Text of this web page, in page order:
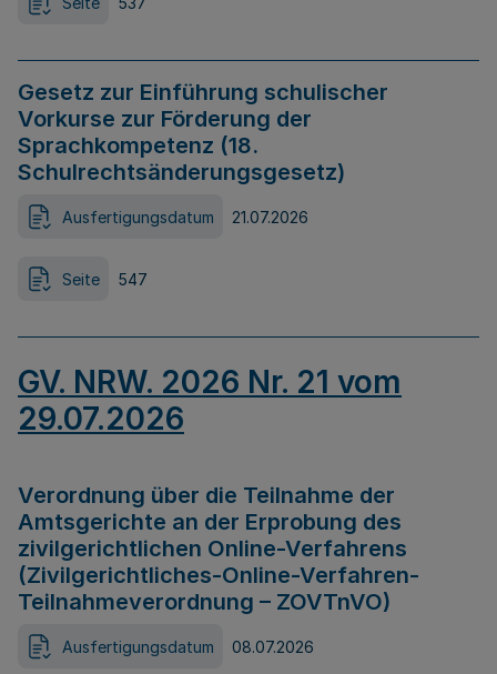
Gesetz zur Einführung schulischer
Vorkurse zur Förderung der
Sprachkompetenz (18.
Schulrechtsänderungsgesetz)
Ausfertigungsdatum 21.07.2026
Seite 547
GV. NRW. 2026 Nr. 21 vom
29.07.2026
Verordnung über die Teilnahme der
Amtsgerichte an der Erprobung des
zivilgerichtlichen Online-Verfahrens
(Zivilgerichtliches-Online-Verfahren-
Teilnahmeverordnung – ZOVTnVO)
Ausfertigungsdatum 08.07.2026